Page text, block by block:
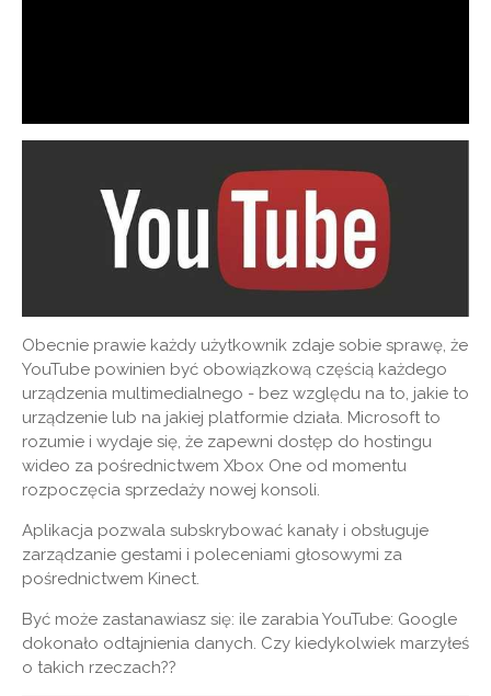
Obecnie prawie każdy użytkownik zdaje sobie sprawę, że
YouTube powinien być obowiązkową częścią każdego
urządzenia multimedialnego - bez względu na to, jakie to
urządzenie lub na jakiej platformie działa. Microsoft to
rozumie i wydaje się, że zapewni dostęp do hostingu
wideo za pośrednictwem Xbox One od momentu
rozpoczęcia sprzedaży nowej konsoli.
Aplikacja pozwala subskrybować kanały i obsługuje
zarządzanie gestami i poleceniami głosowymi za
pośrednictwem Kinect.
Być może zastanawiasz się: ile zarabia YouTube: Google
dokonało odtajnienia danych. Czy kiedykolwiek marzyłeś
o takich rzeczach??